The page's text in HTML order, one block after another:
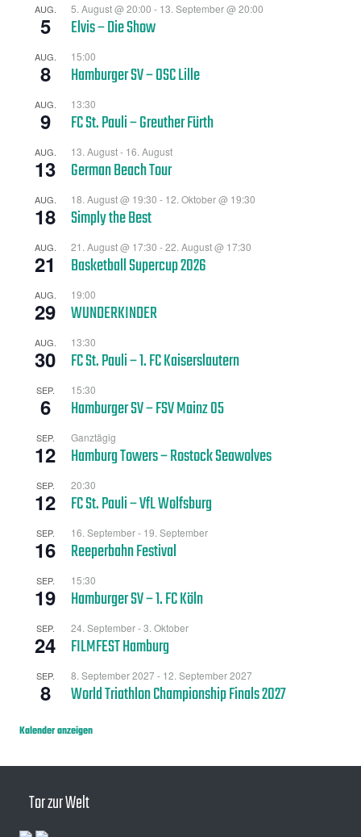
Tor zur Welt
AUG.
5
5. August @ 20:00 - 13. September @ 20:00
Elvis – Die Show
AUG.
8
15:00
Hamburger SV – OSC Lille
AUG.
9
13:30
FC St. Pauli – Greuther Fürth
AUG.
13
13. August- 16. August
German Beach Tour
AUG.
18
18. August @ 19:30 - 12. Oktober @ 19:30
Simply the Best
AUG.
21
21. August @ 17:30 -22. August @ 17:30
Basketball Supercup 2026
AUG.
29
19:00
WUNDERKINDER
AUG.
30
13:30
FC St. Pauli – 1. FC Kaiserslautern
SEP.
6
15:30
Hamburger SV – FSV Mainz 05
SEP.
12
Ganztägig
Hamburg Towers – Rostock Seawolves
SEP.
12
20:30
FC St. Pauli – VfL Wolfsburg
SEP.
16
16. September- 19. September
Reeperbahn Festival
SEP.
19
15:30
Hamburger SV – 1. FC Köln
SEP.
24
24. September-3. Oktober
FILMFEST Hamburg
SEP.
8
8. September 2027- 12. September 2027
World Triathlon Championship Finals 2027
Kalender anzeigen